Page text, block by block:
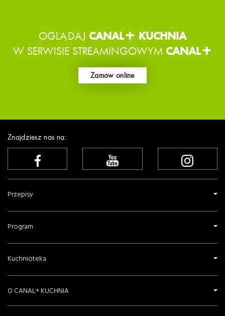
OGLĄDAJ CANAL+ KUCHNIA
W SERWISIE STREAMINGOWYM CANAL+
Zamów online
Znajdziesz nas na:
Przepisy
Program
Kuchnioteka
O CANAL+ KUCHNIA